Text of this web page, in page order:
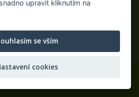
upravit kliknutím na
se vším
cookies